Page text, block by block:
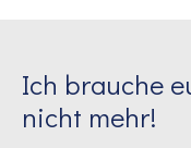
Ich brauche
nicht mehr!